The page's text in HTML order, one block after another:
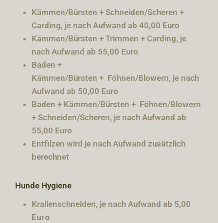
Kämmen/Bürsten + Schneiden/Scheren +
Carding, je nach Aufwand ab 40,00 Euro
Kämmen/Bürsten + Trimmen + Carding, je
nach Aufwand ab 55,00 Euro
Baden +
Kämmen/Bürsten + Föhnen/Blowern, je nach
Aufwand ab 50,00 Euro
Baden + Kämmen/Bürsten + Föhnen/Blowern
+Schneiden/Scheren, je nach Aufwand ab
55,00 Euro
Entfilzen wird je nach Aufwand zusätzlich
berechnet
Hunde Hygiene
Krallenschneiden, je nach Aufwand ab 5,00
Euro